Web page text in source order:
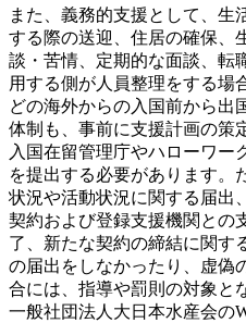
また、義務的支援として、生
する際の送迎、住居の確保、
談・苦情、定期的な面談、転
用する側が人員整理をする場
どの海外からの入国前から出
体制も、事前に支援計画の策
入国在留管理庁やハローワー
を提出する必要があります。
状況や活動状況に関する届出
契約および登録支援機関との
了、新たな契約の締結に関す
の届出をしなかったり、虚偽
合には、指導や罰則の対象と
一般社団法人大日本水産会の